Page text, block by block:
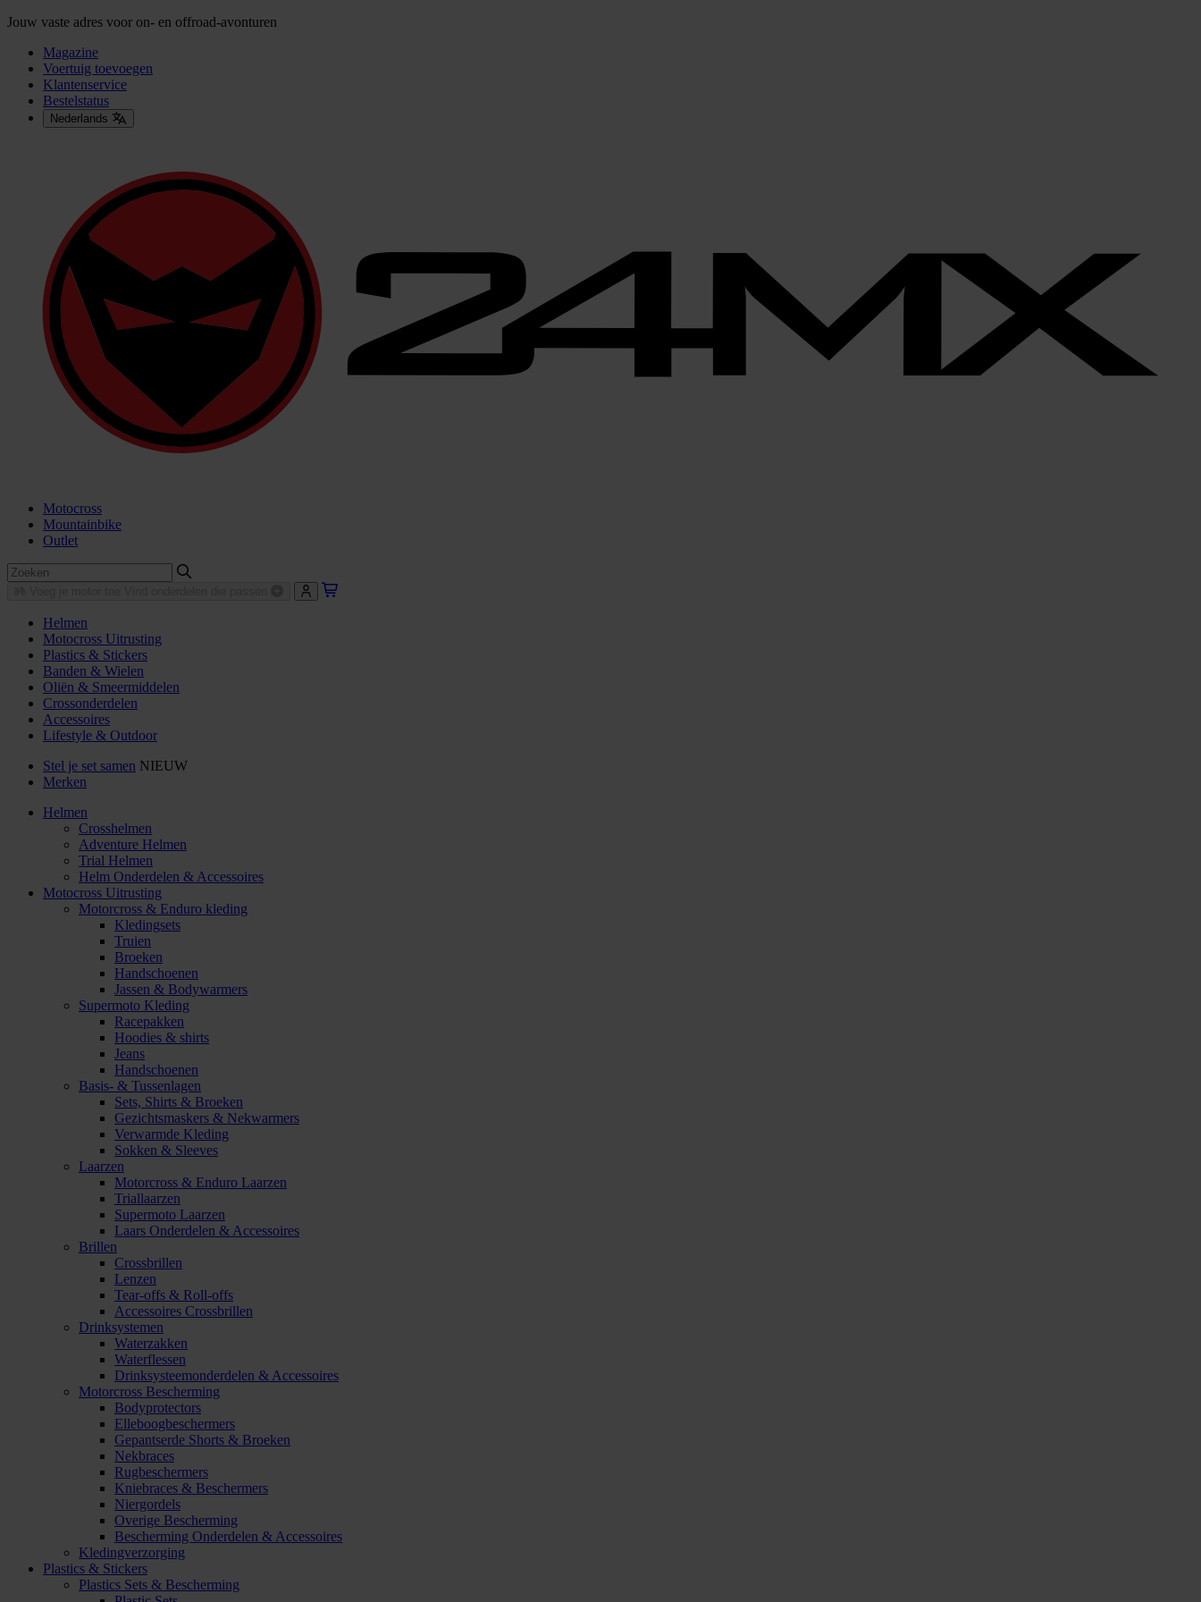
Jouw vaste adres voor on- en offroad-avonturen
Magazine
Voertuig toevoegen
Klantenservice
Bestelstatus
Nederlands
Motocross
Mountainbike
Outlet
Helmen
Motocross Uitrusting
Plastics & Stickers
Banden & Wielen
Oliën & Smeermiddelen
Crossonderdelen
Accessoires
Lifestyle & Outdoor
Stel je set samen NIEUW
Merken
Helmen
Crosshelmen
Adventure Helmen
Trial Helmen
Helm Onderdelen & Accessoires
Motocross Uitrusting
Motorcross & Enduro kleding
Kledingsets
Truien
Broeken
Handschoenen
Jassen & Bodywarmers
Supermoto Kleding
Racepakken
Hoodies & shirts
Jeans
Handschoenen
Basis- & Tussenlagen
Sets, Shirts & Broeken
Gezichtsmaskers & Nekwarmers
Verwarmde Kleding
Sokken & Sleeves
Laarzen
Motorcross & Enduro Laarzen
Triallaarzen
Supermoto Laarzen
Laars Onderdelen & Accessoires
Brillen
Crossbrillen
Lenzen
Tear-offs & Roll-offs
Accessoires Crossbrillen
Drinksystemen
Waterzakken
Waterflessen
Drinksysteemonderdelen & Accessoires
Motorcross Bescherming
Bodyprotectors
Elleboogbeschermers
Gepantserde Shorts & Broeken
Nekbraces
Rugbeschermers
Kniebraces & Beschermers
Niergordels
Overige Bescherming
Bescherming Onderdelen & Accessoires
Kledingverzorging
Plastics & Stickers
Plastics Sets & Bescherming